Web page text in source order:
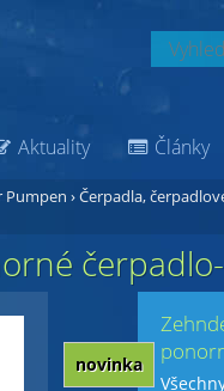
Pumpen ›Čerpadla,
novinka
Aktuality Články